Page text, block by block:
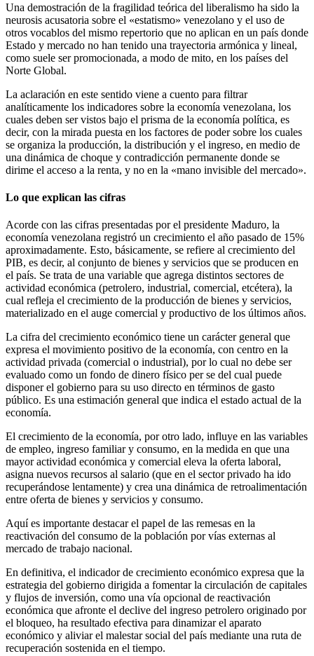
Una demostración de la fragilidad teórica del liberalismo ha sido la
neurosis acusatoria sobre el «estatismo» venezolano y el uso de
otros vocablos del mismo repertorio que no aplican en un país donde
Estado y mercado no han tenido una trayectoria armónica y lineal,
como suele ser promocionada, a modo de mito, en los países del
Norte Global.
La aclaración en este sentido viene a cuento para filtrar
analíticamente los indicadores sobre la economía venezolana, los
cuales deben ser vistos bajo el prisma de la economía política, es
decir, con la mirada puesta en los factores de poder sobre los cuales
se organiza la producción, la distribución y el ingreso, en medio de
una dinámica de choque y contradicción permanente donde se
dirime el acceso a la renta, y no en la «mano invisible del mercado».
Lo que explican las cifras
Acorde con las cifras presentadas por el presidente Maduro, la
economía venezolana registró un crecimiento el año pasado de 15%
aproximadamente. Esto, básicamente, se refiere al crecimiento del
PIB, es decir, al conjunto de bienes y servicios que se producen en
el país. Se trata de una variable que agrega distintos sectores de
actividad económica (petrolero, industrial, comercial, etcétera), la
cual refleja el crecimiento de la producción de bienes y servicios,
materializado en el auge comercial y productivo de los últimos años.
La cifra del crecimiento económico tiene un carácter general que
expresa el movimiento positivo de la economía, con centro en la
actividad privada (comercial o industrial), por lo cual no debe ser
evaluado como un fondo de dinero físico per se del cual puede
disponer el gobierno para su uso directo en términos de gasto
público. Es una estimación general que indica el estado actual de la
economía.
El crecimiento de la economía, por otro lado, influye en las variables
de empleo, ingreso familiar y consumo, en la medida en que una
mayor actividad económica y comercial eleva la oferta laboral,
asigna nuevos recursos al salario (que en el sector privado ha ido
recuperándose lentamente) y crea una dinámica de retroalimentación
entre oferta de bienes y servicios y consumo.
Aquí es importante destacar el papel de las remesas en la
reactivación del consumo de la población por vías externas al
mercado de trabajo nacional.
En definitiva, el indicador de crecimiento económico expresa que la
estrategia del gobierno dirigida a fomentar la circulación de capitales
y flujos de inversión, como una vía opcional de reactivación
económica que afronte el declive del ingreso petrolero originado por
el bloqueo, ha resultado efectiva para dinamizar el aparato
económico y aliviar el malestar social del país mediante una ruta de
recuperación sostenida en el tiempo.